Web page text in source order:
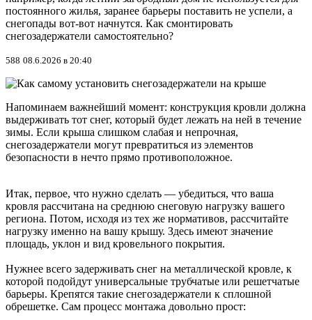
постоянного жилья, заранее барьеры поставить не успели, а
снегопады вот-вот начнутся. Как смонтировать
снегозадержатели самостоятельно?
588 08.6.2026 в 20:40
Напоминаем важнейший момент: конструкция кровли должна
выдерживать тот снег, который будет лежать на ней в течение
зимы. Если крыша слишком слабая и непрочная,
снегозадержатели могут превратиться из элементов
безопасности в нечто прямо противоположное.
Итак, первое, что нужно сделать — убедиться, что ваша
кровля рассчитана на среднюю снеговую нагрузку вашего
региона. Потом, исходя из тех же нормативов, рассчитайте
нагрузку именно на вашу крышу. Здесь имеют значение
площадь, уклон и вид кровельного покрытия.
Нужнее всего задерживать снег на металлической кровле, к
которой подойдут универсальные трубчатые или решетчатые
барьеры. Крепятся такие снегозадержатели к сплошной
обрешетке. Сам процесс монтажа довольно прост: